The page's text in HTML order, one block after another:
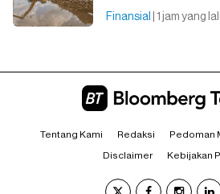
Finansial | 1 jam yang
Tentang Kami Redaksi Pedoman
Disclaimer Kebijakan